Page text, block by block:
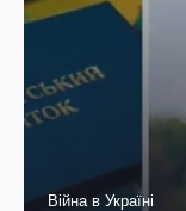
Війна в Україні